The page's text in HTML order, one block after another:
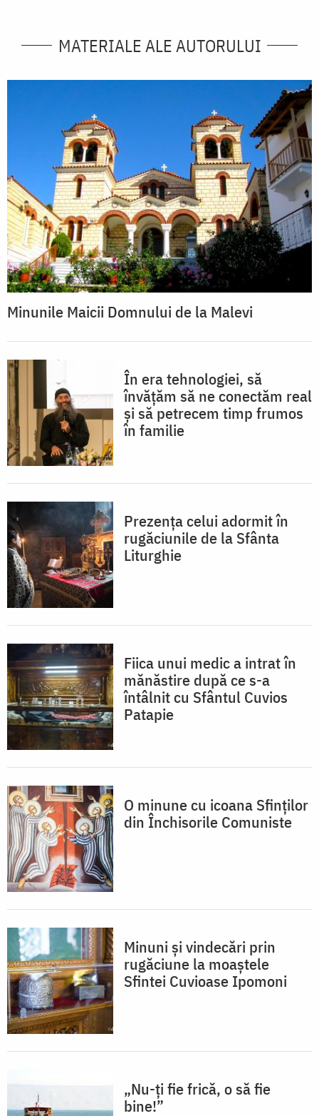
MATERIALE ALE AUTORULUI
Minunile Maicii Domnului de la Malevi
În era tehnologiei, să
învățăm să ne conectăm real
și să petrecem timp frumos
în familie
Prezența celui adormit în
rugăciunile de la Sfânta
Liturghie
Fiica unui medic a intrat în
mănăstire după ce s-a
întâlnit cu Sfântul Cuvios
Patapie
O minune cu icoana Sfinților
din Închisorile Comuniste
Minuni și vindecări prin
rugăciune la moaștele
Sfintei Cuvioase Ipomoni
„Nu-ți fie frică, o să fie
bine!”